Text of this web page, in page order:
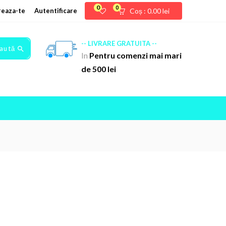
Coș : 0.00lei
0
0
te Autentificare
-- LIVRARE GRATUITA --
In Pentru comenzi mai mari
de 500 lei